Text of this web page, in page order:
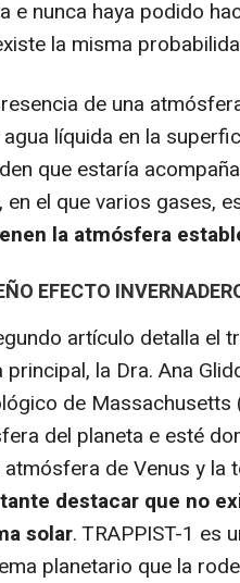
e nunca haya podido
la misma
de una
líquida en la
que estaría
en el que varios gases,
la atmósfera
EFECTO
artículo detalla el
principal, la Dra. Ana
de Massachusetts
del planeta e esté
atmósfera de Venus y la
destacar que no
solar. TRAPPIST-1 es
planetario que la